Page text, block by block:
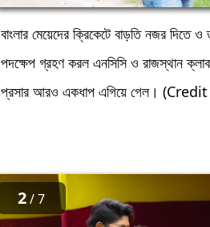
বাংলার মেয়েদের ক্রিকেটে বাড়তি নজর
পদক্ষেপ গ্রহণ করল এনসিসি ও রাজস্থান
প্রসার আরও একধাপ এগিয়ে গেল।
2/ 7